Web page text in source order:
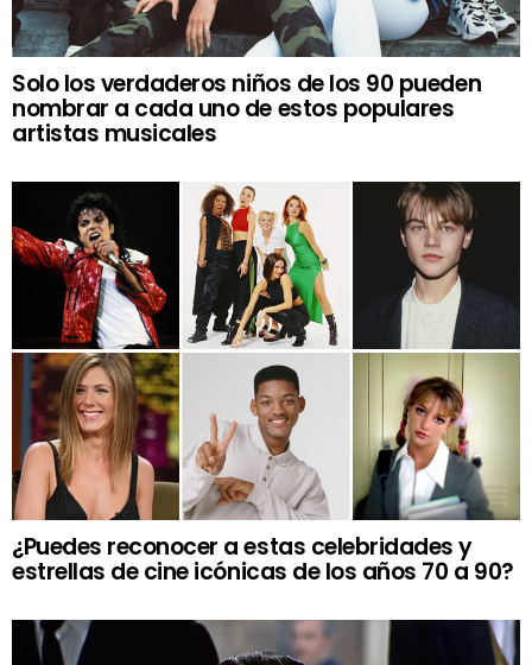
Solo los verdaderos niños de los 90 pueden
nombrar a cada uno de estos populares
artistas musicales
¿Puedes reconocer a estas celebridades y
estrellas de cine icónicas de los años 70 a 90?